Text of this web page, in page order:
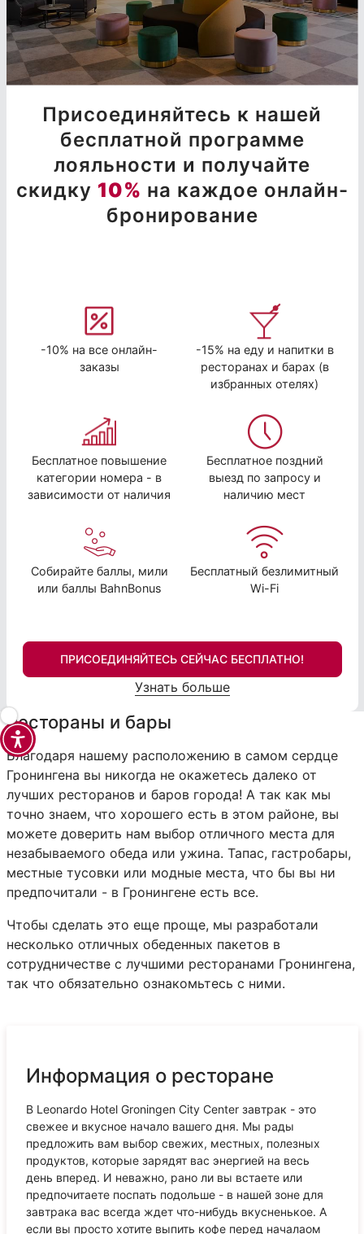
Присоединяйтесь к нашей
бесплатной программе
лояльности и получайте
скидку 10% на каждое онлайн-
бронирование
-10% на все онлайн-
заказы
-15% на еду и напитки в
ресторанах и барах (в
избранных отелях)
Бесплатное повышение
категории номера - в
зависимости от наличия
Бесплатное поздний
выезд по запросу и
наличию мест
Собирайте баллы, мили
или баллы BahnBonus
Бесплатный безлимитный
Wi-Fi
ПРИСОЕДИНЯЙТЕСЬ СЕЙЧАС БЕСПЛАТНО!
Узнать больше
Рестораны и бары
Благодаря нашему расположению в самом сердце
Гронингена вы никогда не окажетесь далеко от
лучших ресторанов и баров города! А так как мы
точно знаем, что хорошего есть в этом районе, вы
можете доверить нам выбор отличного места для
незабываемого обеда или ужина. Тапас, гастробары,
местные тусовки или модные места, что бы вы ни
предпочитали - в Гронингене есть все.
Чтобы сделать это еще проще, мы разработали
несколько отличных обеденных пакетов в
сотрудничестве с лучшими ресторанами Гронингена,
так что обязательно ознакомьтесь с ними.
Информация о ресторане
В Leonardo Hotel Groningen City Center завтрак - это
свежее и вкусное начало вашего дня. Мы рады
предложить вам выбор свежих, местных, полезных
продуктов, которые зарядят вас энергией на весь
день вперед. И неважно, рано ли вы встаете или
предпочитаете поспать подольше - в нашей зоне для
завтрака вас всегда ждет что-нибудь вкусненькое. А
если вы просто хотите выпить кофе перед началаом